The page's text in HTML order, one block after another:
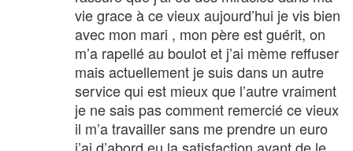
vie grace à ce vieux aujourd’hui je vis bien
avec mon mari , mon père est guérit, on
m’a rapellé au boulot et j’ai mème reffuser
mais actuellement je suis dans un autre
service qui est mieux que l’autre vraiment
je ne sais pas comment remercié ce vieux
il m’a travailler sans me prendre un euro